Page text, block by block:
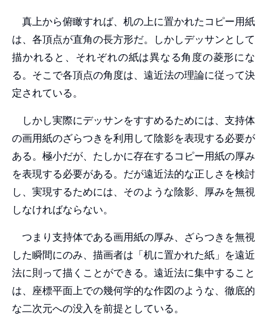
真上から俯瞰すれば、机の上に置かれたコピー用紙
は、各頂点が直角の長方形だ。しかしデッサンとして
描かれると、それぞれの紙は異なる角度の菱形にな
る。そこで各頂点の角度は、遠近法の理論に従って決
定されている。
しかし実際にデッサンをすすめるためには、支持体
の画用紙のざらつきを利用して陰影を表現する必要が
ある。極小だが、たしかに存在するコピー用紙の厚み
を表現する必要がある。だが遠近法的な正しさを検討
し、実現するためには、そのような陰影、厚みを無視
しなければならない。
つまり支持体である画用紙の厚み、ざらつきを無視
した瞬間にのみ、描画者は「机に置かれた紙」を遠近
法に則って描くことができる。遠近法に集中すること
は、座標平面上での幾何学的な作図のような、徹底的
な二次元への没入を前提としている。